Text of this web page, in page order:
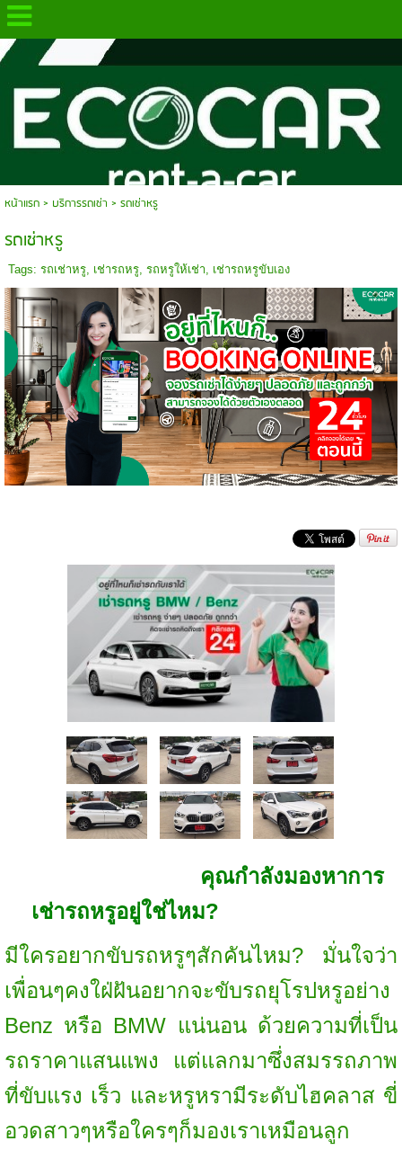
.
หน้าแรก> บริการรถเช่า > รถเช่าหรู
รถเช่าหรู
Tags: รถเช่าหรู, เช่ารถหรู, รถหรูให้เช่า, เช่ารถหรูขับเอง
คุณกำลังมองหาการ
เช่ารถหรูอยู่ใช่ไหม?
มีใครอยากขับรถหรูๆสักคันไหม? มั่นใจว่า
เพื่อนๆคงใฝ่ฝันอยากจะขับรถยุโรปหรูอย่าง
Benz หรือ BMW แน่นอน ด้วยความที่เป็น
รถราคาแสนแพง แต่แลกมาซึ่งสมรรถภาพ
ที่ขับแรง เร็ว และหรูหรามีระดับไฮคลาส ขี่
อวดสาวๆหรือใครๆก็มองเราเหมือนลูก